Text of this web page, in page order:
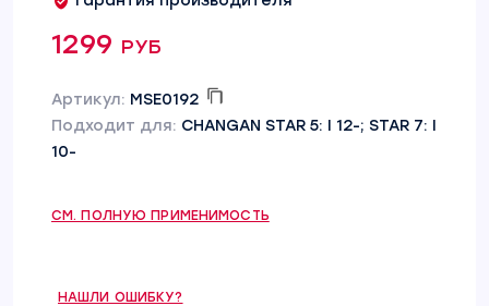
1299 руб
Артикул: MSE0192
Подходит для: CHANGAN STAR 5: I 12-; STAR 7: I
10-
СМ. ПОЛНУЮ ПРИМЕНИМОСТЬ
НАШЛИ ОШИБКУ?